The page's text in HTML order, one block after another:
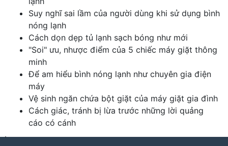
Suy nghĩ sai lầm của người dùng khi sử dụng bình
nóng lạnh
Cách dọn dẹp tủ lạnh sạch bóng như mới
"Soi" ưu, nhược điểm của 5 chiếc máy giặt thông
minh
Để am hiểu bình nóng lạnh như chuyên gia điện
máy
Vệ sinh ngăn chứa bột giặt của máy giặt gia đình
Cách giác, tránh bị lừa trước những lời quảng
cáo có cánh